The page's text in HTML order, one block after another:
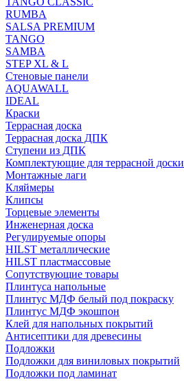
RUMBA
SALSA PREMIUM
TANGO
SAMBA
STEP XL & L
Стеновые панели
AQUAWALL
IDEAL
Краски
Террасная доска
Террасная доска ДПК
Ступени из ДПК
Комплектующие для террасной доски
Монтажные лаги
Кляймеры
Клипсы
Торцевые элементы
Инженерная доска
Регулируемые опоры
HILST металлические
HILST пластмассовые
Сопутствующие товары
Плинтуса напольные
Плинтус МДФ белый под покраску
Плинтус МДФ экошпон
Клей для напольных покрытий
Антисептики для древесины
Подложки
Подложки для виниловых покрытий
Подложки под ламинат